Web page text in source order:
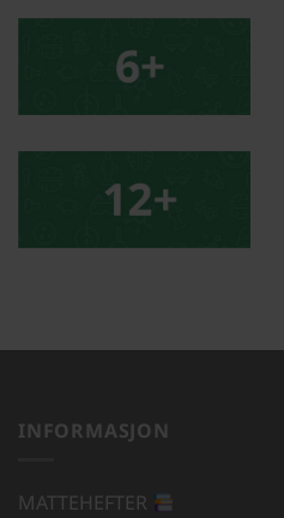
INFORMASJON
MATTEHEFTER